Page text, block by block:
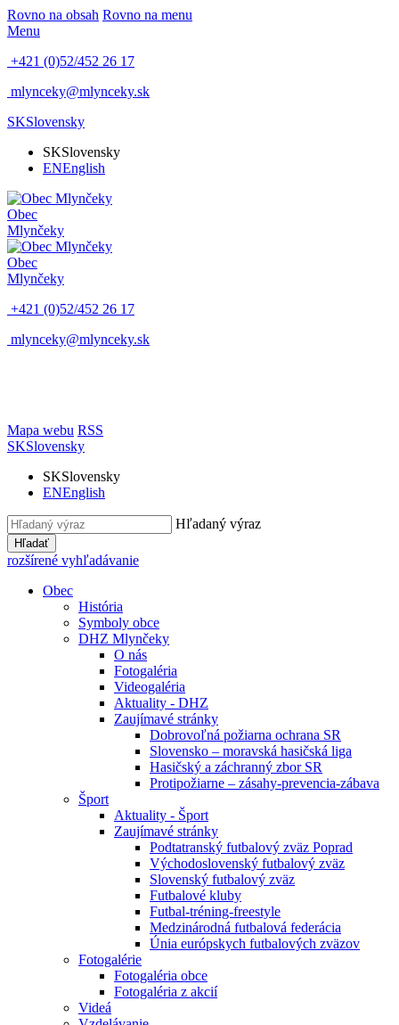
Rovno na obsah Rovno na menu
Menu
+421 (0)52/452 26 17
mlynceky@mlynceky.sk
SKSlovensky
SKSlovensky
ENEnglish
Obec
Mlynčeky
Obec
Mlynčeky
+421 (0)52/452 26 17
mlynceky@mlynceky.sk
Mapa webu RSS
SKSlovensky
SKSlovensky
ENEnglish
Hľadaný výraz
Hľadať
rozšírené vyhľadávanie
Obec
História
Symboly obce
DHZ Mlynčeky
O nás
Fotogaléria
Videogaléria
Aktuality - DHZ
Zaujímavé stránky
Dobrovoľná požiarna ochrana SR
Slovensko – moravská hasičská liga
Hasičský a záchranný zbor SR
Protipožiarne – zásahy-prevencia-zábava
Šport
Aktuality - Šport
Zaujímavé stránky
Podtatranský futbalový zväz Poprad
Východoslovenský futbalový zväz
Slovenský futbalový zväz
Futbalové kluby
Futbal-tréning-freestyle
Medzinárodná futbalová federácia
Únia európskych futbalových zväzov
Fotogalérie
Fotogaléria obce
Fotogaléria z akcií
Videá